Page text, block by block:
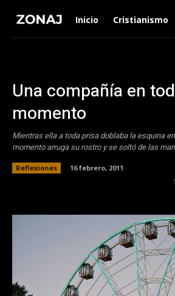
Inicio Cristianismo
Una compañía en
momento
Mientras ella a toda prisa doblaba la esquina
momento arruga su rostro y se soltó de las
Reflexiones
16 febrero, 2011